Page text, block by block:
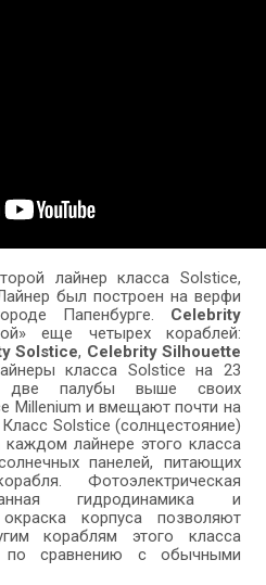
лайнер класса Solstice,
был построен на верфи
Папенбурге. Celebrity
еще четырех кораблей:
Solstice, Celebrity Silhouette
класса Solstice на 23
палубы выше своих
Millenium и вмещают почти на
Solstice (солнцестояние)
лайнере этого класса
панелей, питающих
Фотоэлектрическая
гидродинамика и
корпуса позволяют
кораблям этого класса
по сравнению с обычными